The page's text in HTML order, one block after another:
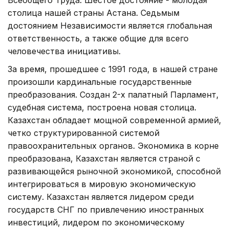
столица нашей страны Астана. Седьмым
достоянием Независимости является глобальная
ответственность, а также общие для всего
человечества инициативы.
За время, прошедшее с 1991 года, в нашей стране
произошли кардинальные государственные
преобразования. Создан 2-х палатный Парламент,
судебная система, построена новая столица.
Казахстан обладает мощной современной армией,
четко структурированной системой
правоохранительных органов. Экономика в корне
преобразована, Казахстан является страной с
развивающейся рыночной экономикой, способной
интегрироваться в мировую экономическую
систему. Казахстан является лидером среди
государств СНГ по привлечению иностранных
инвестиций, лидером по экономическому